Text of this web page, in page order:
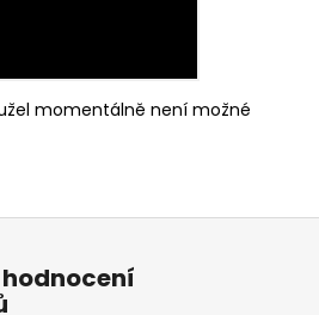
momentálně není možné